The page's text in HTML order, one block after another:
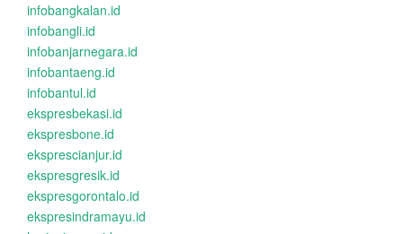
infobangkalan.id
infobangli.id
infobanjarnegara.id
infobantaeng.id
infobantul.id
ekspresbekasi.id
ekspresbone.id
eksprescianjur.id
ekspresgresik.id
ekspresgorontalo.id
ekspresindramayu.id